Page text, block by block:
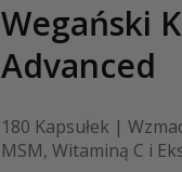
Wegański
Advanced
180 Kapsułek |
MSM, Witaminą C i